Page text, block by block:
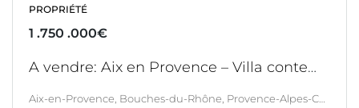
PROPRIÉTÉ
1 .750 .000€
A vendre: Aix en Provence – Villa contemporaine avec piscine, construite en 2021, à St Marc Jaumegarde